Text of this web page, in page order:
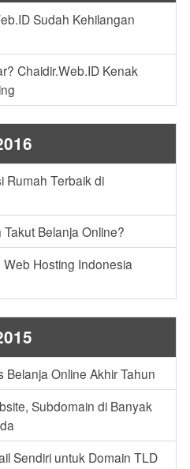
Sudah Kehilangan
Chaidir.Web.ID Kenak
Rumah Terbaik di
Belanja Online?
Web Hosting Indonesia
Belanja Online Akhir Tahun
Subdomain di Banyak
Sendiri untuk Domain TLD